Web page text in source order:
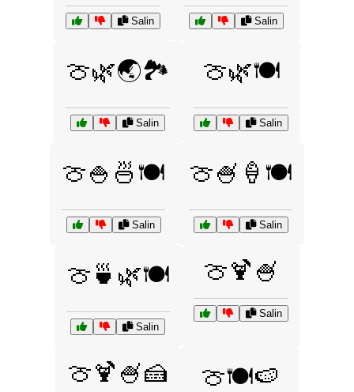
Salin Salin
🍈🌿🌏🏞️
Salin
🍈🌿🍽️
Salin
🍈🍚🍜🍽️
Salin
🍈🍧🍦🍽️
Salin
🍈🍵🌿🍽️
Salin
🍈🍹🍧
Salin
🍈🍹🍧🍰 🍈🍽️🍉